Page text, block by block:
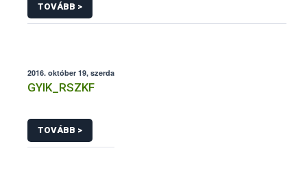
TOVÁBB >
2016. október 19, szerda
GYIK_RSZKF
TOVÁBB >